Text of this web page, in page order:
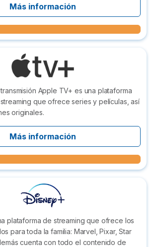
Más información
Apple TV+ es una plataforma
que ofrece series y películas, así
originales.
Más información
plataforma de streaming que ofrece los
para toda la familia: Marvel, Pixar, Star
cuenta con todo el contenido de